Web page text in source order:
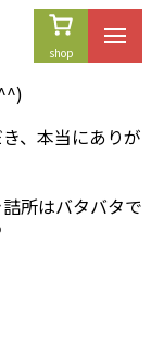
、本当にありが
所はバタバタで